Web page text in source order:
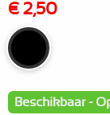
€ 2,50
Beschikbaar -